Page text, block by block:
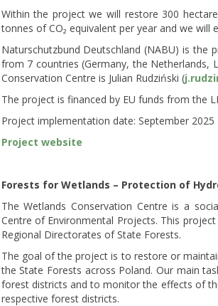
Within the project we will restore 300
tonnes of CO₂ equivalent per year and we
Naturschutzbund Deutschland (NABU) is
from 7 countries (Germany, the Netherlands,
Conservation Centre is Julian Rudziński (
The project is financed by EU funds from the
Project implementation date: September 2025
Project website
Forests for Wetlands – Protection of
The Wetlands Conservation Centre is a
Centre of Environmental Projects. This
Regional Directorates of State Forests.
The goal of the project is to restore or
the State Forests across Poland. Our main
forest districts and to monitor the effects of
respective forest districts.